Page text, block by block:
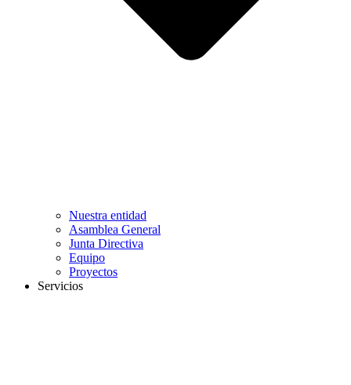
Nuestra entidad
Asamblea General
Junta Directiva
Equipo
Proyectos
Servicios